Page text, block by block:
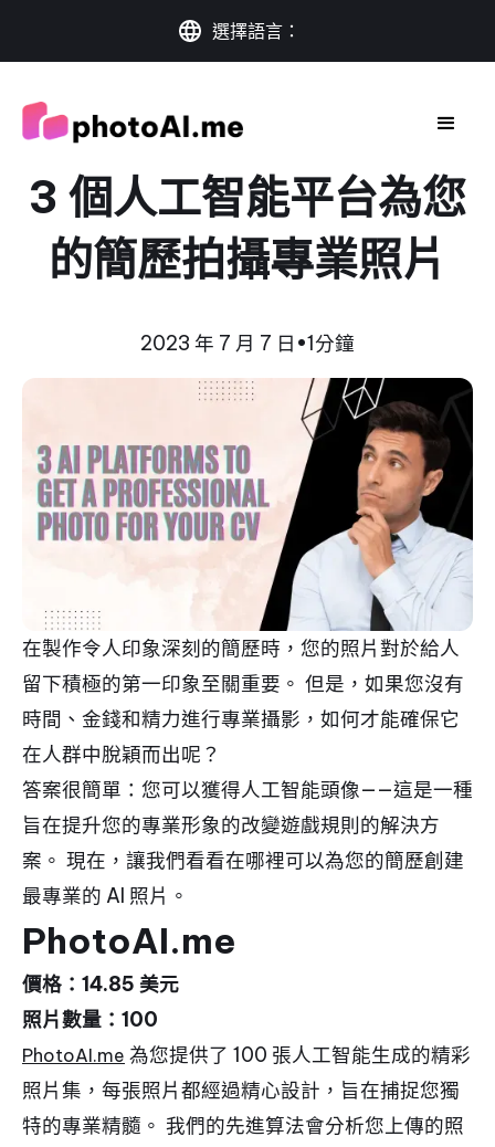
選擇語言：
3 個人工智能平台為您
的簡歷拍攝專業照片
2023 年 7 月 7 日 •1分鐘
在製作令人印象深刻的簡歷時，您的照片對於給人
留下積極的第一印象至關重要。 但是，如果您沒有
時間、金錢和精力進行專業攝影，如何才能確保它
在人群中脫穎而出呢？
答案很簡單：您可以獲得人工智能頭像——這是一種
旨在提升您的專業形象的改變遊戲規則的解決方
案。 現在，讓我們看看在哪裡可以為您的簡歷創建
最專業的 AI 照片。
PhotoAI.me
價格：14.85 美元
照片數量：100
PhotoAI.me 為您提供了 100 張人工智能生成的精彩
照片集，每張照片都經過精心設計，旨在捕捉您獨
特的專業精髓。 我們的先進算法會分析您上傳的照